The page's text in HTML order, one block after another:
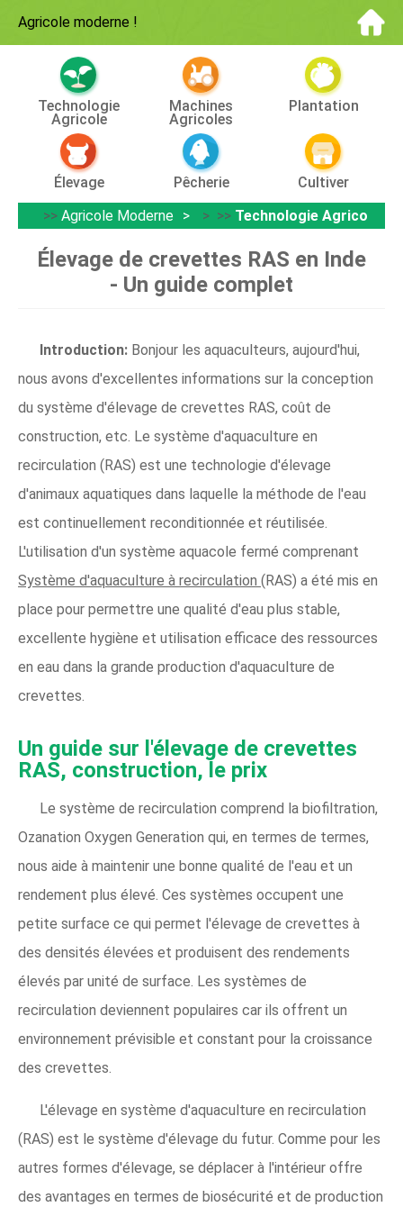
Agricole moderne !
Technologie
Agricole
Machines
Agricoles
Plantation
Élevage Pêcherie
Cultiver
>> Agricole Moderne > >> Technologie Agricole
Élevage de crevettes RAS en Inde
- Un guide complet
Introduction: Bonjour les aquaculteurs, aujourd'hui,
nous avons d'excellentes informations sur la conception
du système d'élevage de crevettes RAS, coût de
construction, etc. Le système d'aquaculture en
recirculation (RAS) est une technologie d'élevage
d'animaux aquatiques dans laquelle la méthode de l'eau
est continuellement reconditionnée et réutilisée.
L'utilisation d'un système aquacole fermé comprenant
Système d'aquaculture à recirculation (RAS) a été mis en
place pour permettre une qualité d'eau plus stable,
excellente hygiène et utilisation efficace des ressources
en eau dans la grande production d'aquaculture de
crevettes.
Un guide sur l'élevage de crevettes
RAS, construction, le prix
Le système de recirculation comprend la biofiltration,
Ozanation Oxygen Generation qui, en termes de termes,
nous aide à maintenir une bonne qualité de l'eau et un
rendement plus élevé. Ces systèmes occupent une
petite surface ce qui permet l'élevage de crevettes à
des densités élevées et produisent des rendements
élevés par unité de surface. Les systèmes de
recirculation deviennent populaires car ils offrent un
environnement prévisible et constant pour la croissance
des crevettes.
L'élevage en système d'aquaculture en recirculation
(RAS) est le système d'élevage du futur. Comme pour les
autres formes d'élevage, se déplacer à l'intérieur offre
des avantages en termes de biosécurité et de production